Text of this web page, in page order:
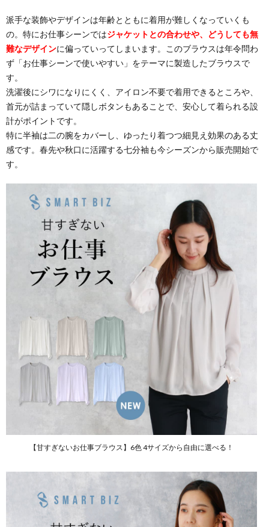
派手な装飾やデザインは年齢とともに着用が難しくなっていくも
の。特にお仕事シーンではジャケットとの合わせや、どうしても無
難なデザインに偏っていってしまいます。このブラウスは年令問わ
ず「お仕事シーンで使いやすい」をテーマに製造したブラウスで
す。
洗濯後にシワになりにくく、アイロン不要で着用できるところや、
首元が詰まっていて隠しボタンもあることで、安心して着られる設
計がポイントです。
特に半袖は二の腕をカバーし、ゆったり着つつ細見え効果のある丈
感です。春先や秋口に活躍する七分袖も今シーズンから販売開始で
す。
【甘すぎないお仕事ブラウス】6色 4サイズから自由に選べる！